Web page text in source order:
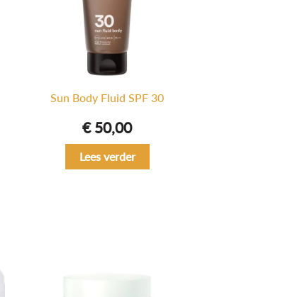
Sun Body Fluid SPF 30
€50,00
Lees verder